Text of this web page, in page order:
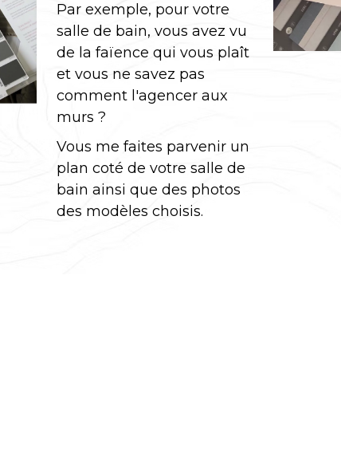
Par exemple, pour votre
salle de bain, vous avez vu
de la faïence qui vous plaît
et vous ne savez pas
comment l'agencer aux
murs ?
Vous me faites parvenir un
plan coté de votre salle de
bain ainsi que des photos
des modèles choisis.